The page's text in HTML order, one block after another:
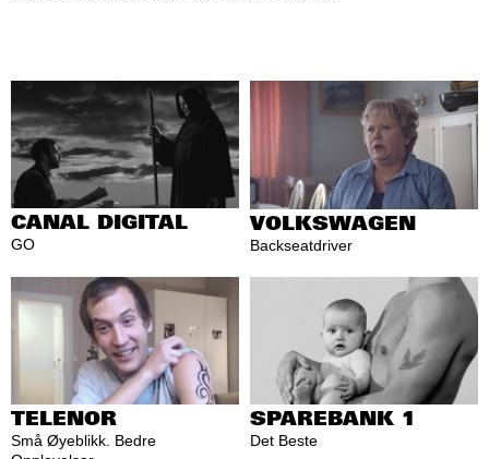
CANAL DIGITAL
GO
VOLKSWAGEN
Backseatdriver
TELENOR
Små Øyeblikk. Bedre
SPAREBANK 1
Det Beste